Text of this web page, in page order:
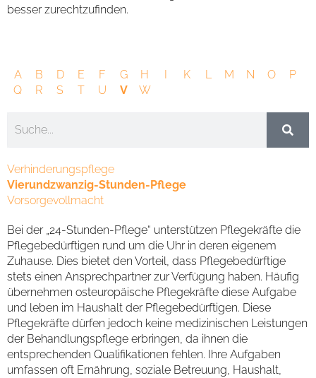
besser zurechtzufinden.
A B D E F G H K L M N O
P
Q
R S T U V W
Verhinderungspflege
Vierundzwanzig-Stunden-Pflege
Vorsorgevollmacht
Bei der „24-Stunden-Pflege“ unterstützen Pflegekräfte die
Pflegebedürftigen rund um die Uhr in deren eigenem
Zuhause. Dies bietet den Vorteil, dass Pflegebedürftige
stets einen Ansprechpartner zur Verfügung haben. Häufig
übernehmen osteuropäische Pflegekräfte diese Aufgabe
und leben im Haushalt der Pflegebedürftigen. Diese
Pflegekräfte dürfen jedoch keine medizinischen Leistungen
der Behandlungspflege erbringen, da ihnen die
entsprechenden Qualifikationen fehlen. Ihre Aufgaben
umfassen oft Ernährung, soziale Betreuung, Haushalt,